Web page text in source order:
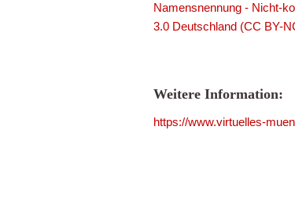
Namensnennung - Nicht-
3.0 Deutschland (CC BY-
Weitere Information:
https://www.virtuelles-